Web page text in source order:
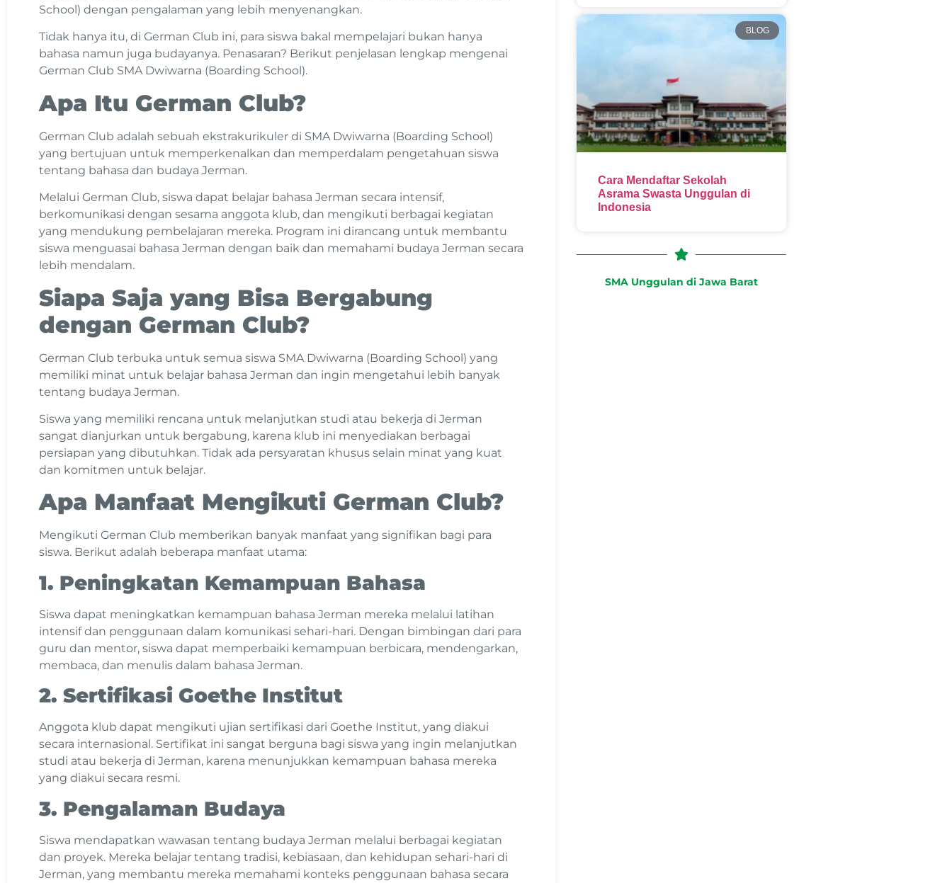
School) dengan pengalaman yang lebih menyenangkan.
Tidak hanya itu, di German Club ini, para siswa bakal mempelajari bukan hanya
bahasa namun juga budayanya. Penasaran? Berikut penjelasan lengkap mengenai
German Club SMA Dwiwarna (Boarding School).
Apa Itu German Club?
German Club adalah sebuah ekstrakurikuler di SMA Dwiwarna (Boarding School)
yang bertujuan untuk memperkenalkan dan memperdalam pengetahuan siswa
tentang bahasa dan budaya Jerman.
Melalui German Club, siswa dapat belajar bahasa Jerman secara intensif,
berkomunikasi dengan sesama anggota klub, dan mengikuti berbagai kegiatan
yang mendukung pembelajaran mereka. Program ini dirancang untuk membantu
siswa menguasai bahasa Jerman dengan baik dan memahami budaya Jerman secara
lebih mendalam.
Siapa Saja yang Bisa Bergabung
dengan German Club?
German Club terbuka untuk semua siswa SMA Dwiwarna (Boarding School) yang
memiliki minat untuk belajar bahasa Jerman dan ingin mengetahui lebih banyak
tentang budaya Jerman.
Siswa yang memiliki rencana untuk melanjutkan studi atau bekerja di Jerman
sangat dianjurkan untuk bergabung, karena klub ini menyediakan berbagai
persiapan yang dibutuhkan. Tidak ada persyaratan khusus selain minat yang kuat
dan komitmen untuk belajar.
Apa Manfaat Mengikuti German Club?
Mengikuti German Club memberikan banyak manfaat yang signifikan bagi para
siswa. Berikut adalah beberapa manfaat utama:
1. Peningkatan Kemampuan Bahasa
Siswa dapat meningkatkan kemampuan bahasa Jerman mereka melalui latihan
intensif dan penggunaan dalam komunikasi sehari-hari. Dengan bimbingan dari para
guru dan mentor, siswa dapat memperbaiki kemampuan berbicara, mendengarkan,
membaca, dan menulis dalam bahasa Jerman.
2. Sertifikasi Goethe Institut
Anggota klub dapat mengikuti ujian sertifikasi dari Goethe Institut, yang diakui
secara internasional. Sertifikat ini sangat berguna bagi siswa yang ingin melanjutkan
studi atau bekerja di Jerman, karena menunjukkan kemampuan bahasa mereka
yang diakui secara resmi.
3. Pengalaman Budaya
Siswa mendapatkan wawasan tentang budaya Jerman melalui berbagai kegiatan
dan proyek. Mereka belajar tentang tradisi, kebiasaan, dan kehidupan sehari-hari di
Jerman, yang membantu mereka memahami konteks penggunaan bahasa secara
BLOG
Cara Mendaftar Sekolah
Asrama Swasta Unggulan di
Indonesia
SMA Unggulan di Jawa Barat